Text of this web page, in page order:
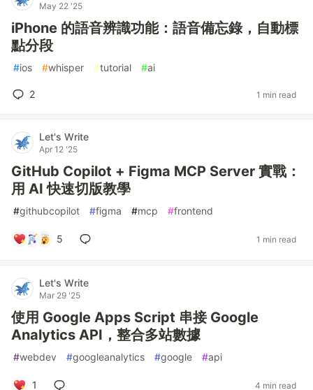
May 22 '25
iPhone 的語音辨識功能：語音備忘錄，自動標
點分段
#ios #whisper #tutorial #ai
2 1 min read
Let's Write
Apr 12 '25
GitHub Copilot + Figma MCP Server 實戰：
用 AI 快速切版教學
#githubcopilot #figma #mcp #frontend
5 1 min read
Let's Write
Mar 29 '25
使用 Google Apps Script 串接 Google
Analytics API，整合多站數據
#webdev #googleanalytics #google #api
1 4 min read